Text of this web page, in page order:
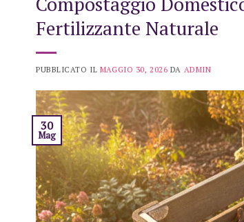
Fertilizzante Naturale
PUBBLICATO IL MAGGIO 30, 2026 DA ADMIN
30
Mag